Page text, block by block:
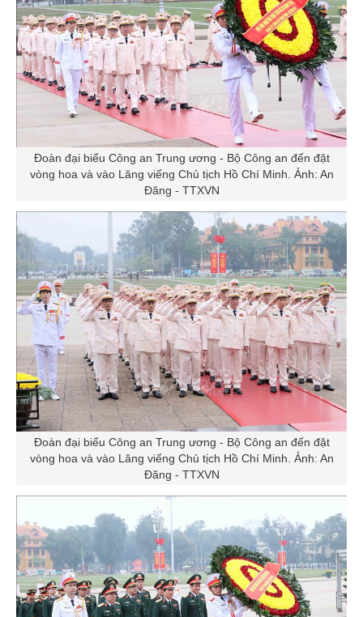
Đoàn đại biểu Công an Trung ương - Bộ Công an đến đặt
vòng hoa và vào Lăng viếng Chủ tịch Hồ Chí Minh. Ảnh: An
Đăng - TTXVN
Đoàn đại biểu Công an Trung ương - Bộ Công an đến đặt
vòng hoa và vào Lăng viếng Chủ tịch Hồ Chí Minh. Ảnh: An
Đăng - TTXVN